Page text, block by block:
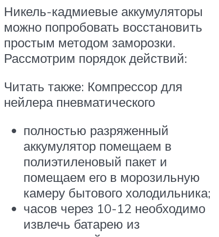
Никель-кадмиевые аккумуляторы
можно попробовать восстановить
простым методом заморозки.
Рассмотрим порядок действий:
Читать также: Компрессор для
нейлера пневматического
полностью разряженный
аккумулятор помещаем в
полиэтиленовый пакет и
помещаем его в морозильную
камеру бытового холодильника;
часов через 10-12 необходимо
извлечь батарею из